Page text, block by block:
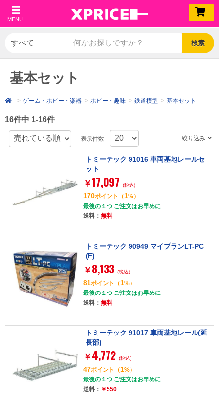
MENU
検索
基本セット
ゲーム・ホビー・楽器 ホビー・趣味 鉄道模型 基本セット
16件中 1-16件
表示件数 絞り込み
トミーテック 91016 車両基地レールセ
ット
￥17,097 (税込)
170ポイント （1%）
最後の１つ ご注文はお早めに
送料： 無料
トミーテック 90949 マイプランLT-PC
(F)
￥ 8,133 (税込)
81ポイント （1%）
最後の１つ ご注文はお早めに
送料： 無料
トミーテック 91017 車両基地レール(延
長部)
￥ 4,772 (税込)
47ポイント （1%）
最後の１つ ご注文はお早めに
送料： ￥550